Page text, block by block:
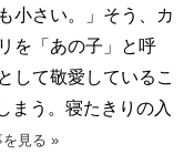
小さい。」そう、カ
を「あの子」と呼
して敬愛しているこ
まう。寝たきりの入
を見る »